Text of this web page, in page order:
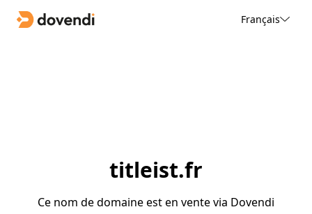
Français
titleist.fr
Ce nom de domaine est en vente via Dovendi